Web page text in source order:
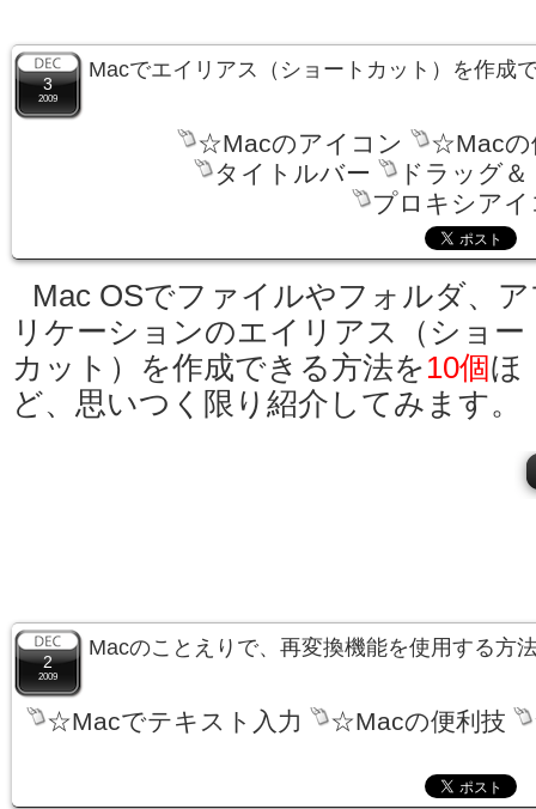
3
2009
Macでエイリアス（ショートカット）を作成
☆Macのアイコン
☆Macの
タイトルバー
ドラッグ
プロキシアイ
Mac OSでファイルやフォルダ、
リケーションのエイリアス（ショー
カット）を作成できる方法を10個ほ
ど、思いつく限り紹介してみます。
2
2009
Macのことえりで、再変換機能を使用する方
☆Macでテキスト入力 ☆Macの便利技